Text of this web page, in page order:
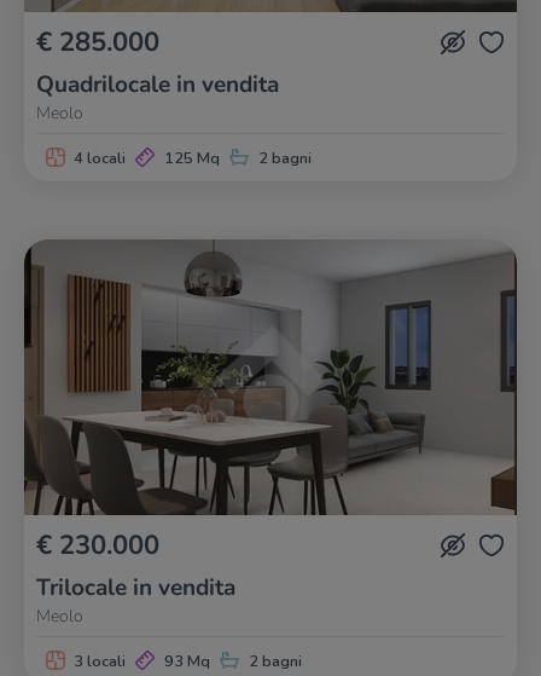
€ 285.000
Quadrilocale in vendita
Meolo
4 locali 125 Mq 2 bagni
€ 230.000
Trilocale in vendita
Meolo
3 locali 93 Mq 2 bagni